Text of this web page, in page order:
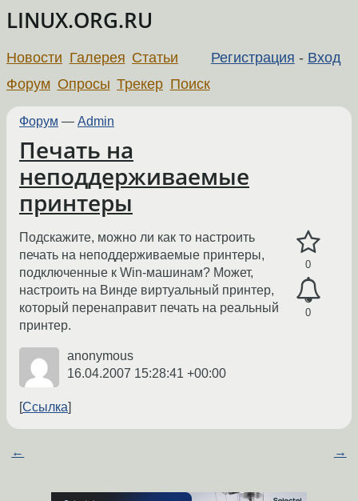
LINUX.ORG.RU
Регистрация - Вход
Новости Галерея Статьи
Форум Опросы Трекер Поиск
Форум — Admin
Печать на
неподдерживаемые
принтеры
0
0
Подскажите, можно ли как то настроить
печать на неподдерживаемые принтеры,
подключенные к Win-машинам? Может,
настроить на Винде виртуальный принтер,
который перенаправит печать на реальный
принтер.
anonymous
16.04.2007 15:28:41 +00:00
Ссылка
← →